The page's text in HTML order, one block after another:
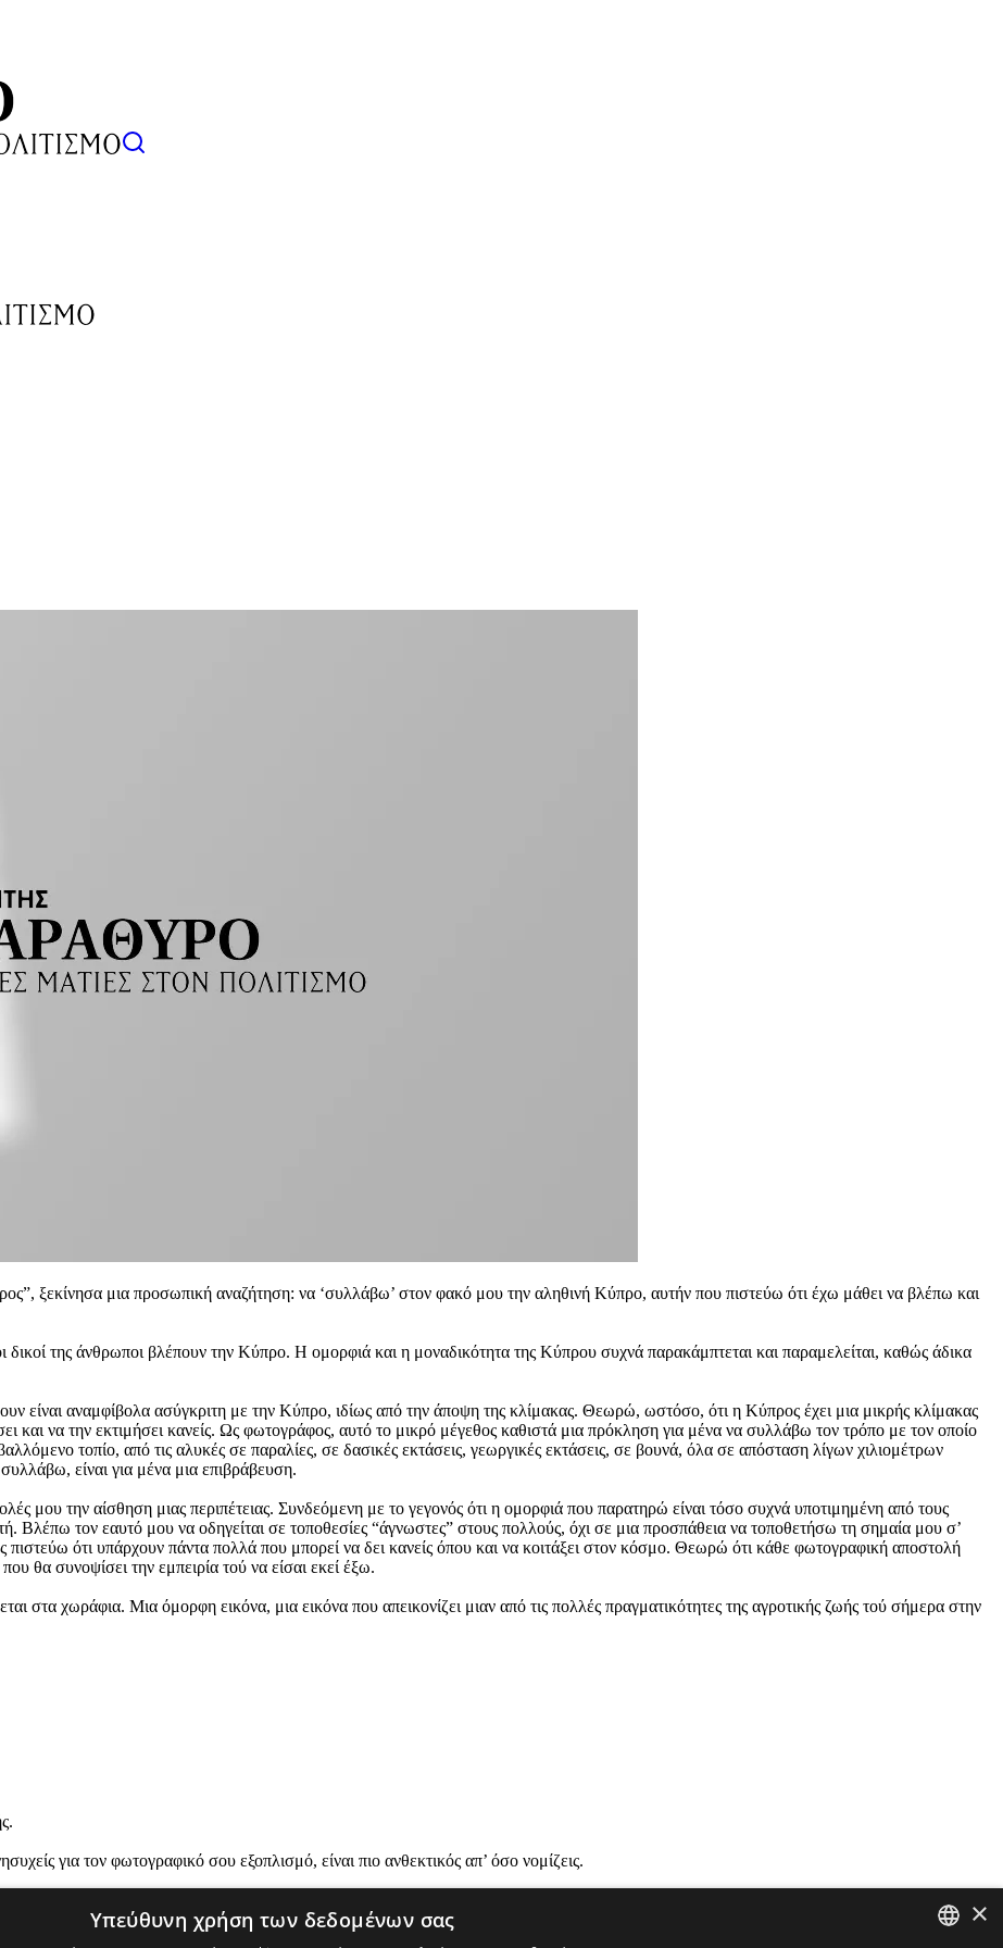
ξεκίνησα μια προσωπική αναζήτηση: να ‘συλλάβω’ στον φακό μου την αληθινή Κύπρο, αυτήν που πιστεύω ότι έχω μάθει να βλέπω και
της άνθρωποι βλέπουν την Κύπρο. Η ομορφιά και η μοναδικότητα της Κύπρου συχνά παρακάμπτεται και παραμελείται, καθώς άδικα
είναι αναμφίβολα ασύγκριτη με την Κύπρο, ιδίως από την άποψη της κλίμακας. Θεωρώ, ωστόσο, ότι η Κύπρος έχει μια μικρής κλίμακας
και να την εκτιμήσει κανείς. Ως φωτογράφος, αυτό το μικρό μέγεθος καθιστά μια πρόκληση για μένα να συλλάβω τον τρόπο με τον οποίο
τοπίο, από τις αλυκές σε παραλίες, σε δασικές εκτάσεις, γεωργικές εκτάσεις, σε βουνά, όλα σε απόσταση λίγων χιλιομέτρων
είναι για μένα μια επιβράβευση.
μου την αίσθηση μιας περιπέτειας. Συνδεόμενη με το γεγονός ότι η ομορφιά που παρατηρώ είναι τόσο συχνά υποτιμημένη από τους
Βλέπω τον εαυτό μου να οδηγείται σε τοποθεσίες “άγνωστες” στους πολλούς, όχι σε μια προσπάθεια να τοποθετήσω τη σημαία μου σ’
ότι υπάρχουν πάντα πολλά που μπορεί να δει κανείς όπου και να κοιτάξει στον κόσμο. Θεωρώ ότι κάθε φωτογραφική αποστολή
θα συνοψίσει την εμπειρία τού να είσαι εκεί έξω.
στα χωράφια. Μια όμορφη εικόνα, μια εικόνα που απεικονίζει μιαν από τις πολλές πραγματικότητες της αγροτικής ζωής τού σήμερα στην
για τον φωτογραφικό σου εξοπλισμό, είναι πιο ανθεκτικός απ’ όσο νομίζεις.
×
Υπεύθυνη χρήση των δεδομένων σας